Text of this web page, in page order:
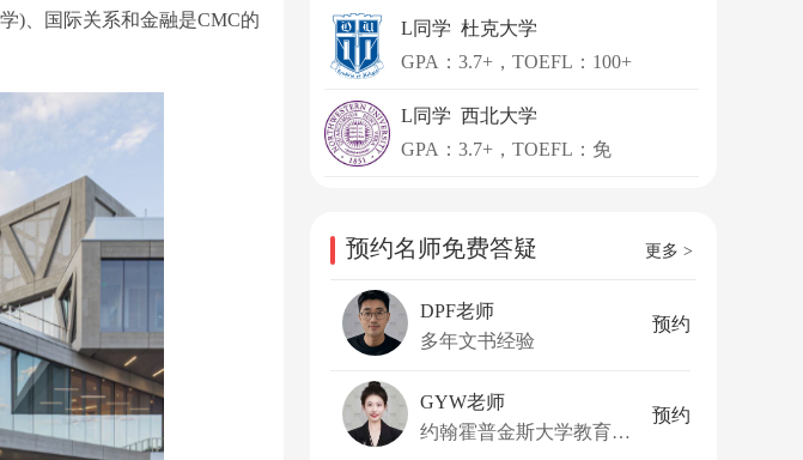
)、国际关系和金融是CMC的
L同学 杜克大学
GPA：3.7+，TOEFL：100+
L同学 西北大学
GPA：3.7+，TOEFL：免
预约名师免费答疑 更多 >
DPF老师
多年文书经验
预约
GYW老师
约翰霍普金斯大学教育学硕士
预约